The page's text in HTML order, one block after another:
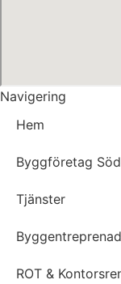
Navigering
Hem
Byggföretag
Tjänster
Byggentreprenad
ROT &